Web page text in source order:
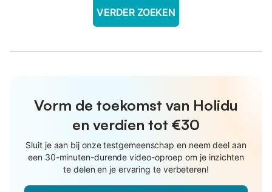
VERDER ZOEKEN
Vorm de toekomst van Holidu
en verdien tot €30
Sluit je aan bij onze testgemeenschap en neem deel aan
een 30-minuten-durende video-oproep om je inzichten
te delen en je ervaring te verbeteren!